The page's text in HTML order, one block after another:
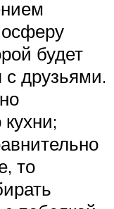
будет
с друзьями.
то